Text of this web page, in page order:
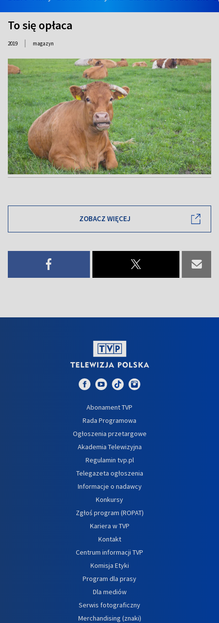
To się opłaca
2019 | magazyn
ZOBACZ WIĘCEJ
Abonament TVP
Rada Programowa
Ogłoszenia przetargowe
Akademia Telewizyjna
Regulamin tvp.pl
Telegazeta ogłoszenia
Informacje o nadawcy
Konkursy
Zgłoś program (ROPAT)
Kariera w TVP
Kontakt
Centrum informacji TVP
Komisja Etyki
Program dla prasy
Dla mediów
Serwis fotograficzny
Merchandising (znaki)